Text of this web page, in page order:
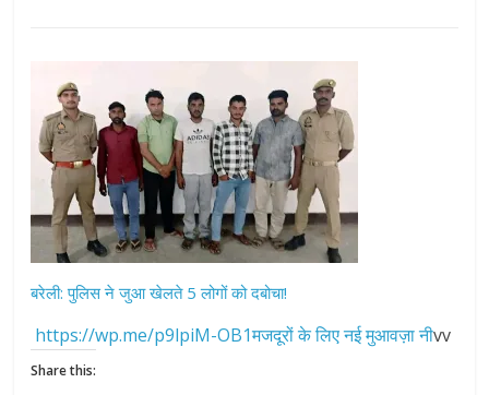
बरेली: पुलिस ने जुआ खेलते 5 लोगों को दबोचा!
https://wp.me/p9lpiM-OB1मजदूरों के लिए नई मुआवज़ा नीvv
Share this: